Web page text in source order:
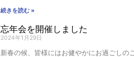
続きを読む »
忘年会を開催しました
2024年1月29日
新春の候、皆様にはお健やかにお過ごしの